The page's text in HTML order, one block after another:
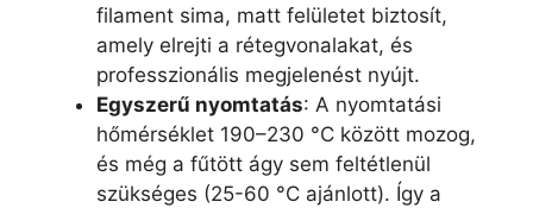
filament sima, matt felületet biztosít,
amely elrejti a réteg­vonalakat, és
professzionális megjelenést nyújt.
Egyszerű nyomtatás: A nyomtatási
hőmérséklet 190–230 °C között mozog,
és még a fűtött ágy sem feltétlenül
szükséges (25-60 °C ajánlott). Így a